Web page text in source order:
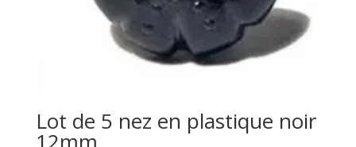
Lot de 5 nez en plastique noir